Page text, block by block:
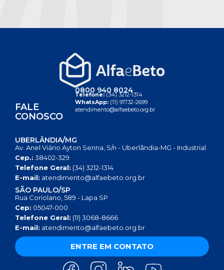
FALE
CONOSCO
0800 940 8024
Telefone:(34) 3212-1314
WhatsApp: (11) 91732-2699
atendimento@alfaebeto.org.br
UBERLÂNDIA/MG
Av. Anel Viário Ayton Senna, S/n - Uberlândia-MG - Industrial
Cep.: 38402-329
Telefone Geral: (34) 3212-1314
E-mail: atendimento@alfaebeto.org.br
SÃO PAULO/SP
Rua Coriolano, 589 - Lapa SP
Cep: 05047-000
Telefone Geral: (11) 3068-8666
E-mail: atendimento@alfaebeto.org.br
ENTRE EM CONTATO